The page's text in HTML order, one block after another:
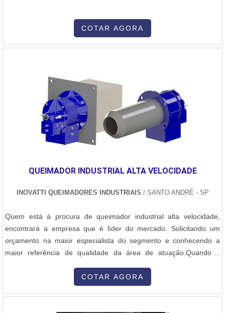
COTAR AGORA
QUEIMADOR INDUSTRIAL ALTA VELOCIDADE
INOVATTI QUEIMADORES INDUSTRIAIS / SANTO ANDRÉ - SP
Quem está à procura de queimador industrial alta velocidade,
encontrará a empresa que é líder do mercado. Solicitando um
orçamento na maior especialista do segmento e conhecendo a
maior referência de qualidade da área de atuação.Quando a
colaboradores da Inovatti Queimadores Industriais o cliente
encontrará ótima qualidade com atendimento a indústrias de
COTAR AGORA